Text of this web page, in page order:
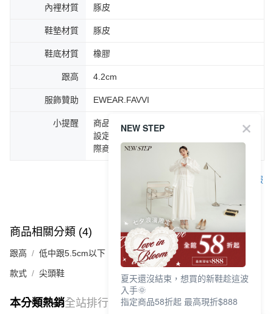
內裡材質 豚皮
鞋墊材質 豚皮
鞋底材質 橡膠
跟高 4.2cm
服飾贊助 EWEAR.FAVVI
小提醒
商品圖片顏色會因拍攝燈光環境或個人螢幕
設定不同，而造成部份色差現象，顏色以實
際商品為主。
客服
商品相關分類 (4) 查看全部
跟高 低中跟5.5cm以下
款式 尖頭鞋
本分類熱銷全站排行
NEW STEP
夏天還沒結束，想買的新鞋趁這波
入手🌞
指定商品58折起 最高現折$888